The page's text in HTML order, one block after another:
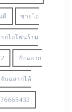
ดี ขายไอ
ยไอโฟนร้าน
จับฉลาก
จับฉลากได้